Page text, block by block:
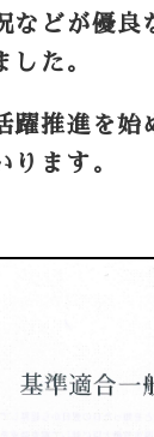
などが優良
した。
躍推進を始
ります。